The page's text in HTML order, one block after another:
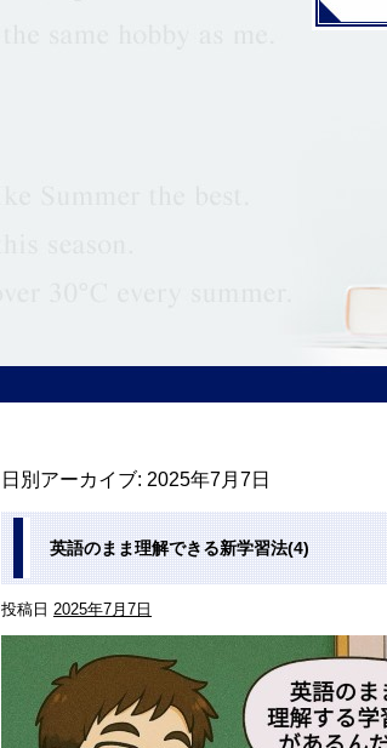
日別アーカイブ: 2025年7月7日
英語のまま理解できる新学習法(4)
投稿日 2025年7月7日